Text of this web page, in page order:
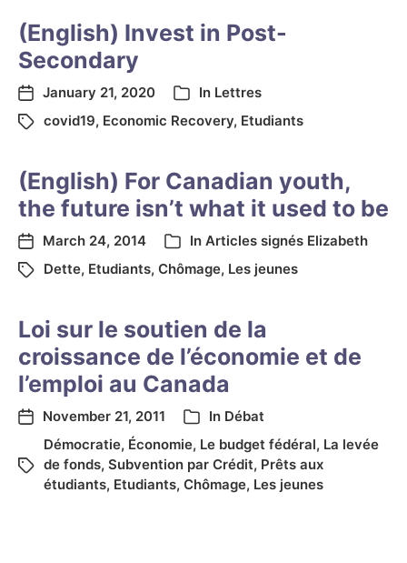
(English) Invest in Post-
Secondary
January 21, 2020 In Lettres
covid19, Economic Recovery, Etudiants
(English) For Canadian youth,
the future isn’t what it used to be
March 24, 2014 In Articles signés Elizabeth
Dette, Etudiants, Chômage, Les jeunes
Loi sur le soutien de la
croissance de l’économie et de
l’emploi au Canada
November 21, 2011 In Débat
Démocratie, Économie, Le budget fédéral, La levée
de fonds, Subvention par Crédit, Prêts aux
étudiants, Etudiants, Chômage, Les jeunes